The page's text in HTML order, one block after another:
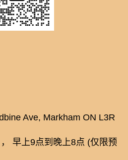
Ave, Markham ON L3R
早上9点到晚上8点 (仅限预